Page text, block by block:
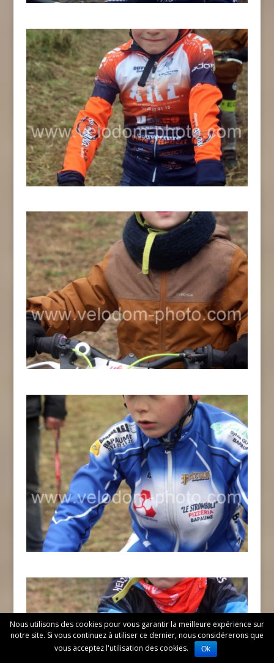
Nous utilisons des cookies pour vous garantir la meilleure expérience sur
notre site. Si vous continuez à utiliser ce dernier, nous considérerons que
vous acceptez l'utilisation des cookies.
Ok